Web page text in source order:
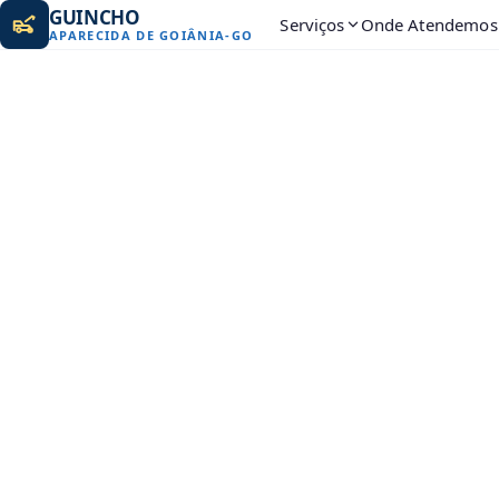
GUINCHO
APARECIDA DE GOIÂNIA-GO Serviços Onde Atendemos